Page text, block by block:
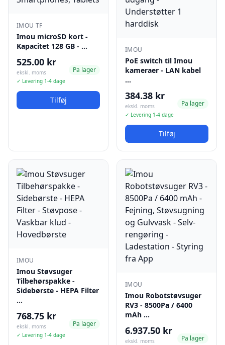
IMOU TF
Imou microSD kort -
Kapacitet 128 GB - …
525.00 kr
ekskl. moms
✓ Levering 1-4 dage
Pa lager
Tilføj
IMOU
PoE switch til Imou
kameraer - LAN kabel
…
384.38 kr
ekskl. moms
✓ Levering 1-4 dage
Pa lager
Tilføj
IMOU
Imou Støvsuger
Tilbehørspakke -
Sidebørste - HEPA Filter
…
768.75 kr
ekskl. moms
✓ Levering 1-4 dage
Pa lager
IMOU
Imou Robotstøvsuger
RV3 - 8500Pa / 6400
mAh …
6.937.50 kr
ekskl. moms
Pa lager